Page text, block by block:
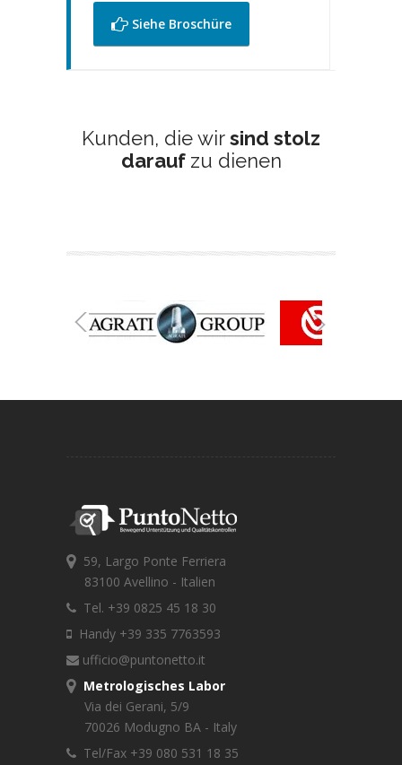
Siehe Broschüre
Kunden, die wirsind stolz
darauf zu dienen
59, Largo Ponte Ferriera
83100 Avellino - Italien
Tel. +39 0825 45 18 30
Handy +39 335 7763593
ufficio@puntonetto.it
Metrologisches Labor
Via dei Gerani, 5/9
70026 Modugno BA - Italy
Tel/Fax +39 080 531 18 35